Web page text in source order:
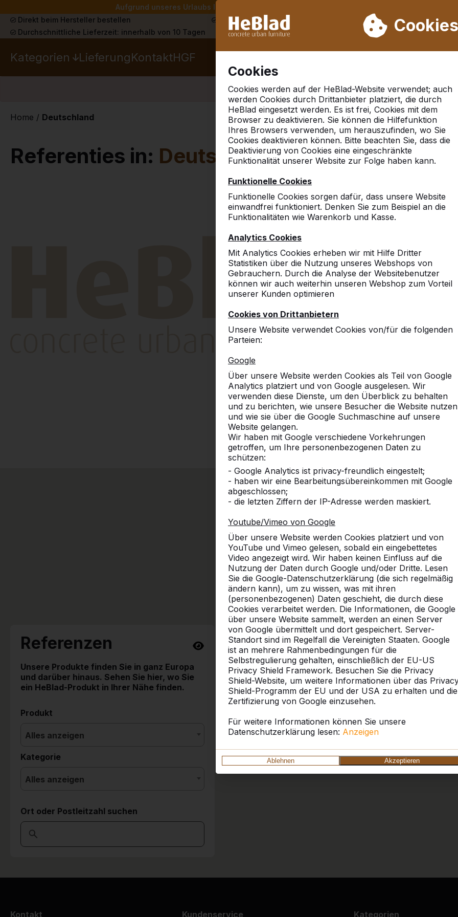
Aufgrund unseres Urlaubs liefern wir von Woche 31 bis Woche 33 nicht. Bitte
Cookies
Cookies
Cookies werden auf der HeBlad-Website verwendet; auch
werden Cookies durch Drittanbieter platziert, die durch
HeBlad eingesetzt werden. Es ist frei, Cookies mit dem
Browser zu deaktivieren. Sie können die Hilfefunktion
Ihres Browsers verwenden, um herauszufinden, wo Sie
Cookies deaktivieren können. Bitte beachten Sie, dass die
Deaktivierung von Cookies eine eingeschränkte
Funktionalität unserer Website zur Folge haben kann.
Funktionelle Cookies
Funktionelle Cookies sorgen dafür, dass unsere Website
einwandfrei funktioniert. Denken Sie zum Beispiel an die
Funktionalitäten wie Warenkorb und Kasse.
Analytics Cookies
Mit Analytics Cookies erheben wir mit Hilfe Dritter
Statistiken über die Nutzung unseres Webshops von
Gebrauchern. Durch die Analyse der Websitebenutzer
können wir auch weiterhin unseren Webshop zum Vorteil
unserer Kunden optimieren
Cookies von Drittanbietern
Unsere Website verwendet Cookies von/für die folgenden
Parteien:
Google
Über unsere Website werden Cookies als Teil von Google
Analytics platziert und von Google ausgelesen. Wir
verwenden diese Dienste, um den Überblick zu behalten
und zu berichten, wie unsere Besucher die Website nutzen
und wie sie über die Google Suchmaschine auf unsere
Website gelangen.
Wir haben mit Google verschiedene Vorkehrungen
getroffen, um Ihre personenbezogenen Daten zu
schützen:
- Google Analytics ist privacy-freundlich eingestelt;
- haben wir eine Bearbeitungsübereinkommen mit Google
abgeschlossen;
- die letzten Ziffern der IP-Adresse werden maskiert.
Youtube/Vimeo von Google
Über unsere Website werden Cookies platziert und von
YouTube und Vimeo gelesen, sobald ein eingebettetes
Video angezeigt wird. Wir haben keinen Einfluss auf die
Nutzung der Daten durch Google und/oder Dritte. Lesen
Sie die Google-Datenschutzerklärung (die sich regelmäßig
ändern kann), um zu wissen, was mit ihren
(personenbezogenen) Daten geschieht, die durch diese
Cookies verarbeitet werden. Die Informationen, die Google
über unsere Website sammelt, werden an einen Server
von Google übermittelt und dort gespeichert. Server-
Standort sind im Regelfall die Vereinigten Staaten. Google
ist an mehrere Rahmenbedingungen für die
Selbstregulierung gehalten, einschließlich der EU-US
Privacy Shield Framework. Besuchen Sie die Privacy
Shield-Website, um weitere Informationen über das
Shield-Programm der EU und der USA zu erhalten und die
Zertifizierung von Google einzusehen.
Für weitere Informationen können Sie unsere
Datenschutzerklärung lesen: Anzeigen
Ablehnen Akzeptieren
Direkt beim Hersteller bestellen Schon mehr als 30.000 Produkten verkauft
Durchschnittliche Lieferzeit: innerhalb von 10 Tagen
Kategorien LieferungKontaktHGF
Geen referenties gevonden in 'ketzinhavel'
Home / Deutschland
Referenties in: Deutschland
10
10
Qualitativ sehr
8
Bisher ist dieses Produkt
und man kann schön
man nur empfehlen.
dieses war die erste
Gabi Baxpehler
10
Die Tischgruppen stehen
sehr gut angenommen.
Picknicksets.
Grundschule
10
Wir sind ganz begeistert
Die Anlieferung war
bespielt. Tolle Produkte
zur Verfügung. So ist ein
Ortsgemeinde Stadtkyll
War alles Bestens.
Referenzen
Unsere Produkte finden Sie in ganz Europa
und darüber hinaus. Sehen Sie hier, wo Sie
ein HeBlad-Produkt in Ihrer Nähe finden.
Produkt
Alles anzeigen
Kategorie
Alles anzeigen
Ort oder Postleitzahl suchen
Kontakt Kundenservice Kategorien